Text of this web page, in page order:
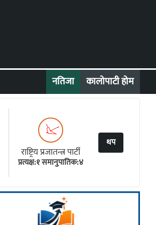
नतिजा कालोपाटी होम
राष्ट्रिय प्रजातन्त्र पार्टी
प्रत्यक्ष:१ समानुपातिक:४
थप